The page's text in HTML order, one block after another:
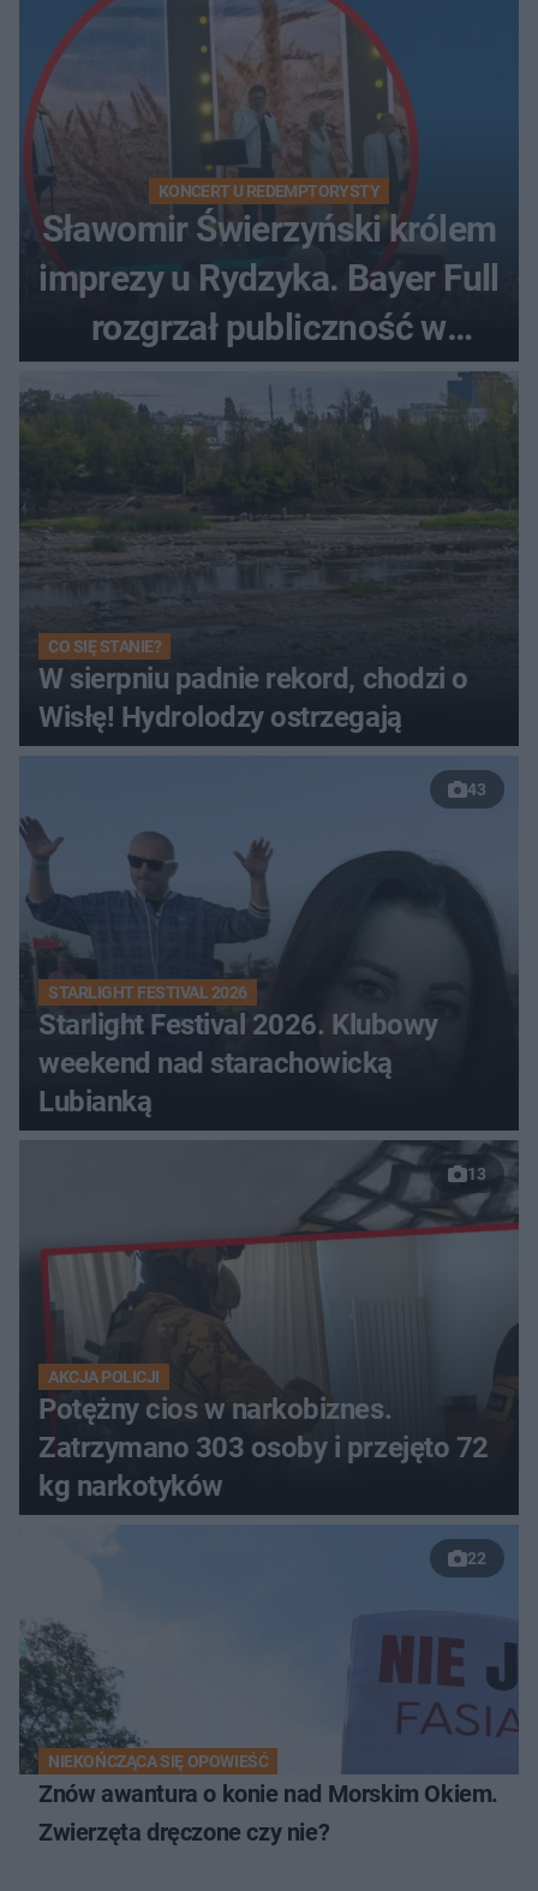
KONCERT U REDEMPTORYSTY
Sławomir Świerzyński królem
imprezy u Rydzyka. Bayer Full
rozgrzał publiczność w
Toruniu
CO SIĘ STANIE?
W sierpniu padnie rekord, chodzi o
Wisłę! Hydrolodzy ostrzegają
43
STARLIGHT FESTIVAL 2026
Starlight Festival 2026. Klubowy
weekend nad starachowicką
Lubianką
13
AKCJA POLICJI
Potężny cios w narkobiznes.
Zatrzymano 303 osoby i przejęto 72
kg narkotyków
22
NIEKOŃCZĄCA SIĘ OPOWIEŚĆ
Znów awantura o konie nad Morskim Okiem.
Zwierzęta dręczone czy nie?